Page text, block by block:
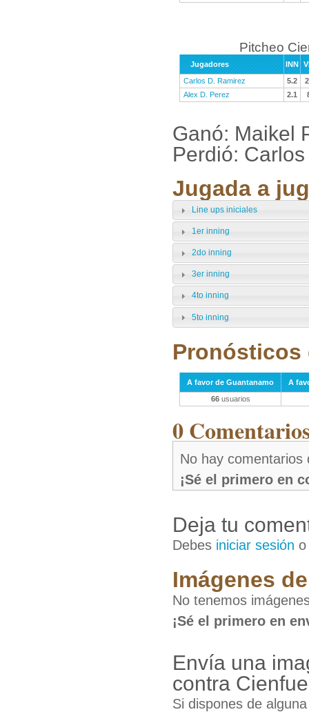
Pitcheo
Jugadores INN
Carlos D. Ramirez
5.2
Alex D. Perez
2.1
Ganó: Maikel
Perdió:
Jugada a
Line ups iniciales
1er inning
2do inning
3er inning
4to inning
5to inning
Pronósticos
A favor de Guantanamo
A
66usuarios
0
No hay comentarios
¡Sé el primero en
Deja tu
Debes iniciar sesión
Imágenes
No tenemos
¡Sé el primero en
Envía una
contra
Si dispones de